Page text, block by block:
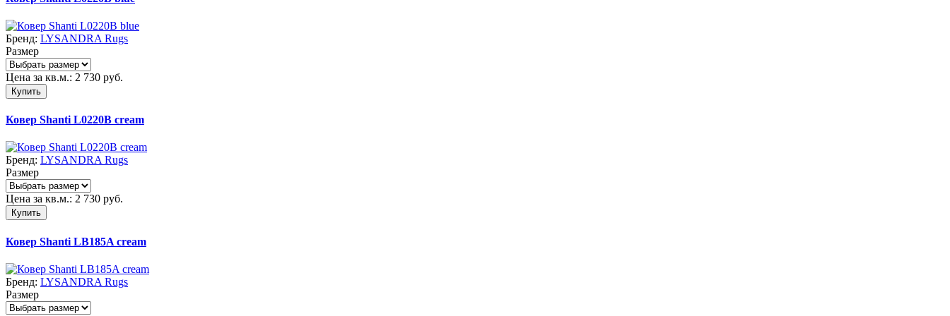
Бренд: LYSANDRA Rugs
Размер
Цена за кв.м.: 2 730 руб.
Купить
Ковер Shanti L0220B cream
Бренд: LYSANDRA Rugs
Размер
Цена за кв.м.: 2 730 руб.
Купить
Ковер Shanti LB185A cream
Бренд: LYSANDRA Rugs
Размер